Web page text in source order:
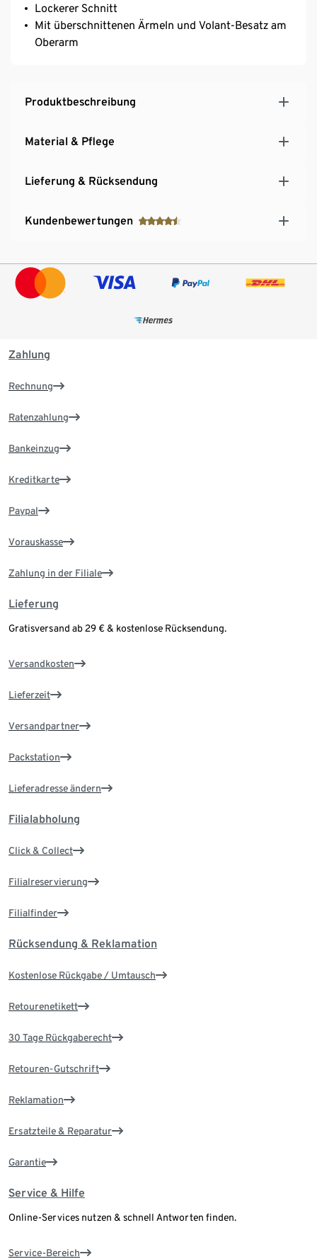
Lockerer Schnitt
Mit überschnittenen Ärmeln und Volant-Besatz am
Oberarm
Produktbeschreibung
Material & Pflege
Lieferung & Rücksendung
Kundenbewertungen
Zahlung
Rechnung
Ratenzahlung
Bankeinzug
Kreditkarte
Paypal
Vorauskasse
Zahlung in der Filiale
Lieferung
Gratisversand ab 29 € & kostenlose Rücksendung.
Versandkosten
Lieferzeit
Versandpartner
Packstation
Lieferadresse ändern
Filialabholung
Click & Collect
Filialreservierung
Filialfinder
Rücksendung & Reklamation
Kostenlose Rückgabe / Umtausch
Retourenetikett
30 Tage Rückgaberecht
Retouren-Gutschrift
Reklamation
Ersatzteile & Reparatur
Garantie
Service & Hilfe
Online-Services nutzen & schnell Antworten finden.
Service-Bereich